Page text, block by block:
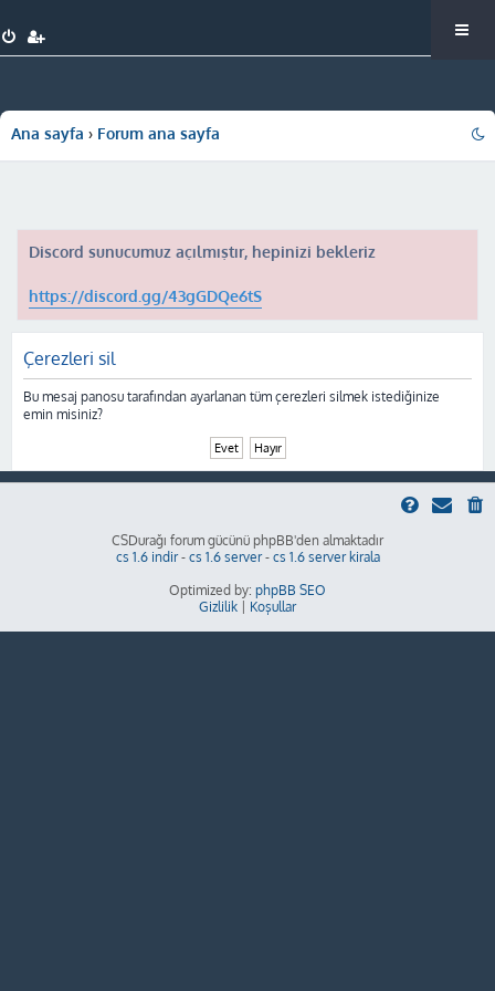
Ana sayfa Forum ana sayfa
Discord sunucumuz açılmıştır, hepinizi bekleriz
https://discord.gg/43gGDQe6tS
Çerezleri sil
Bu mesaj panosu tarafından ayarlanan tüm çerezleri silmek istediğinize
emin misiniz?
CSDurağı forum gücünü phpBB'den almaktadır
cs 1.6 indir- cs 1.6 server- cs 1.6 server kirala
Optimized by: phpBB SEO
Gizlilik
Koşullar